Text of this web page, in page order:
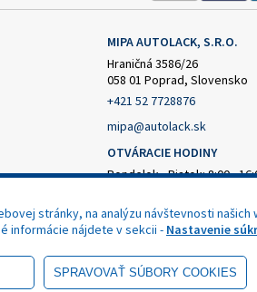
MIPA AUTOLACK, S.R.O.
Hraničná 3586/26
058 01 Poprad, Slovensko
+421 52 7728876
mipa@autolack.sk
OTVÁRACIE HODINY
Pondelok - Piatok: 8:00 -
stránky, na analýzu návštevnosti
informácie nájdete v sekcii - Nastavenie